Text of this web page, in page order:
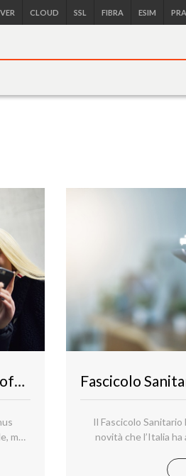
CLOUD SSL FIBRA ESIM
Bonus Cultura e SPID, un legame profondo
ma
Il Fascicolo
novità che l’Italia